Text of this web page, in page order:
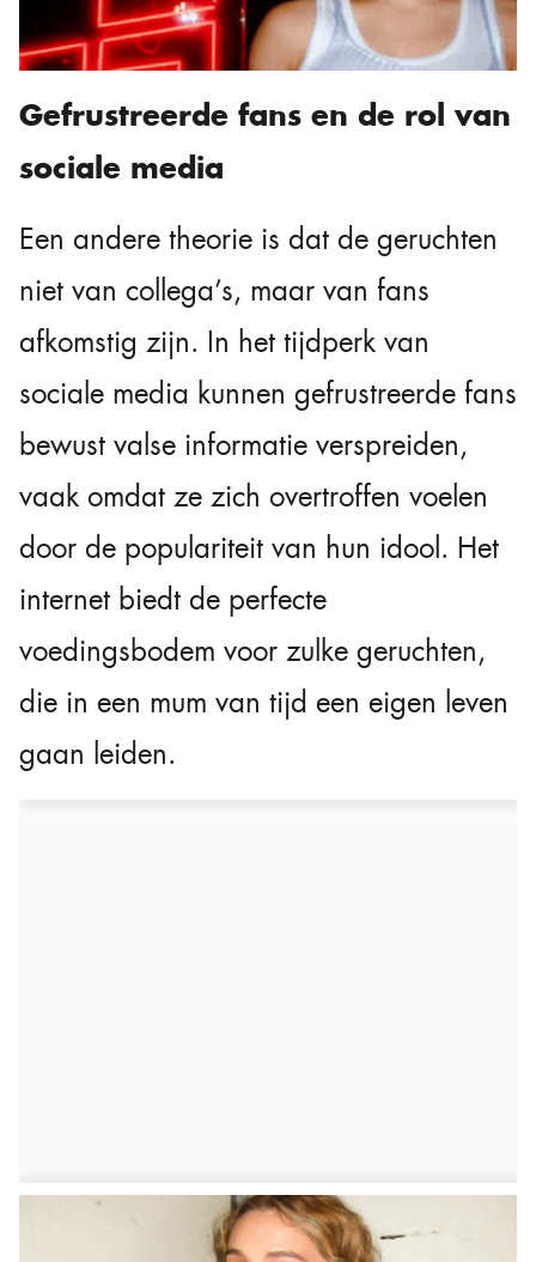
Gefrustreerde fans en de rol van
sociale media
Een andere theorie is dat de geruchten
niet van collega’s, maar van fans
afkomstig zijn. In het tijdperk van
sociale media kunnen gefrustreerde fans
bewust valse informatie verspreiden,
vaak omdat ze zich overtroffen voelen
door de populariteit van hun idool. Het
internet biedt de perfecte
voedingsbodem voor zulke geruchten,
die in een mum van tijd een eigen leven
gaan leiden.